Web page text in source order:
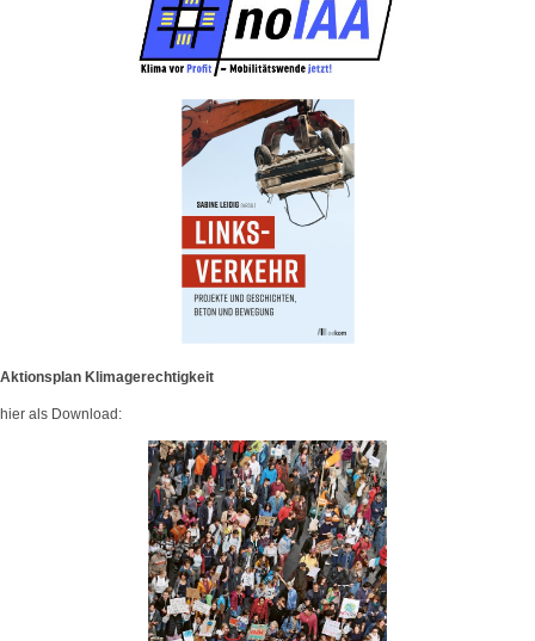
Aktionsplan Klimagerechtigkeit
hier als Download: